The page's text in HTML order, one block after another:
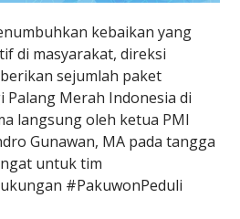
kebaikan yang
di masyarakat, direksi
sejumlah paket
Palang Merah Indonesia di
langsung oleh ketua PMI
Gunawan, MA pada tangga
untuk tim
#PakuwonPeduli